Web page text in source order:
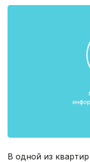
В одной из